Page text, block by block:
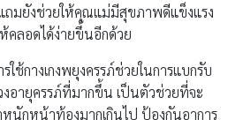
ถมยังช่วยให้คุณแม่มีสุขภาพดีแข็งแรง
คลอดได้ง่ายขึ้นอีกด้วย
รใช้กางเกงพยุงครรภ์ช่วยในการแบกรับ
อายุครรภ์ที่มากขึ้น เป็นตัวช่วยที่จะ
นักหน้าท้องมากเกินไป ป้องกันอาการ